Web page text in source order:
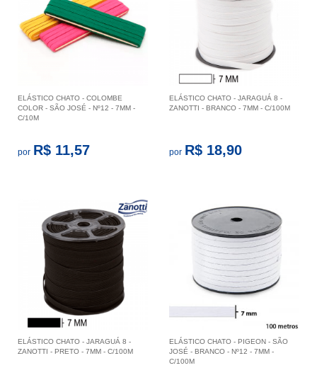
ELÁSTICO CHATO - COLOMBE
COLOR - SÃO JOSÉ - Nº12 - 7MM -
C/10M
por R$ 11,57
ELÁSTICO CHATO - JARAGUÁ 8 -
ZANOTTI - BRANCO - 7MM - C/100M
por R$ 18,90
ELÁSTICO CHATO - JARAGUÁ 8 -
ZANOTTI - PRETO - 7MM - C/100M
ELÁSTICO CHATO - PIGEON - SÃO
JOSÉ - BRANCO - Nº12 - 7MM -
C/100M